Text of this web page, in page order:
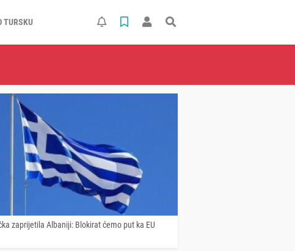
TURSKU
zaprijetila Albaniji: Blokirat ćemo put ka EU